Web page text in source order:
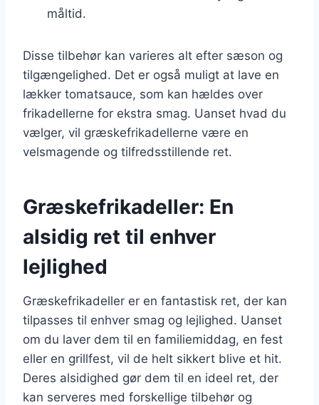
måltid.
Disse tilbehør kan varieres alt efter sæson og
tilgængelighed. Det er også muligt at lave en
lækker tomatsauce, som kan hældes over
frikadellerne for ekstra smag. Uanset hvad du
vælger, vil græskefrikadellerne være en
velsmagende og tilfredsstillende ret.
Græskefrikadeller: En
alsidig ret til enhver
lejlighed
Græskefrikadeller er en fantastisk ret, der kan
tilpasses til enhver smag og lejlighed. Uanset
om du laver dem til en familiemiddag, en fest
eller en grillfest, vil de helt sikkert blive et hit.
Deres alsidighed gør dem til en ideel ret, der
kan serveres med forskellige tilbehør og